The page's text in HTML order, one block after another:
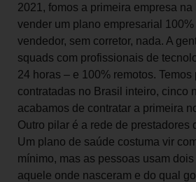
2021, fomos a primeira empresa
vender um plano empresarial
vendedor, sem corretor, nada. A
squads com profissionais de
24 horas – e 100% remotos. Temos
contratadas no Brasil inteiro, cinco
acabamos de contratar a primeira
Outro pilar é a rede de prestadores
Um plano de saúde costuma vir
mínimo, mas as pessoas usam
aquele onde nasceram e do qual